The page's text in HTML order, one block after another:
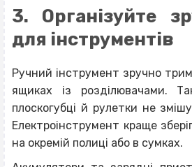
3. Організуйте
для інструментів
Ручний інструмент зручно
ящиках із розділювачами.
плоскогубці й рулетки не
Електроінструмент краще
на окремій полиці або в сумках.